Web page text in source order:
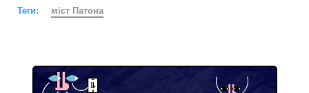
Теги: міст Патона